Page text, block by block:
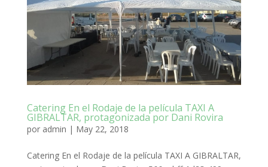
Catering En el Rodaje de la película TAXI A
GIBRALTAR, protagonizada por Dani Rovira
por admin | May 22, 2018
Catering En el Rodaje de la película TAXI A GIBRALTAR,